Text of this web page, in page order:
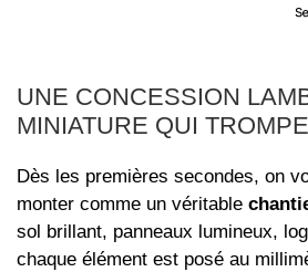
UNE CONCESSION
MINIATURE QUI
Dès les premières secondes, on
monter comme un véritable
sol brillant, panneaux lumineux,
chaque élément est posé au